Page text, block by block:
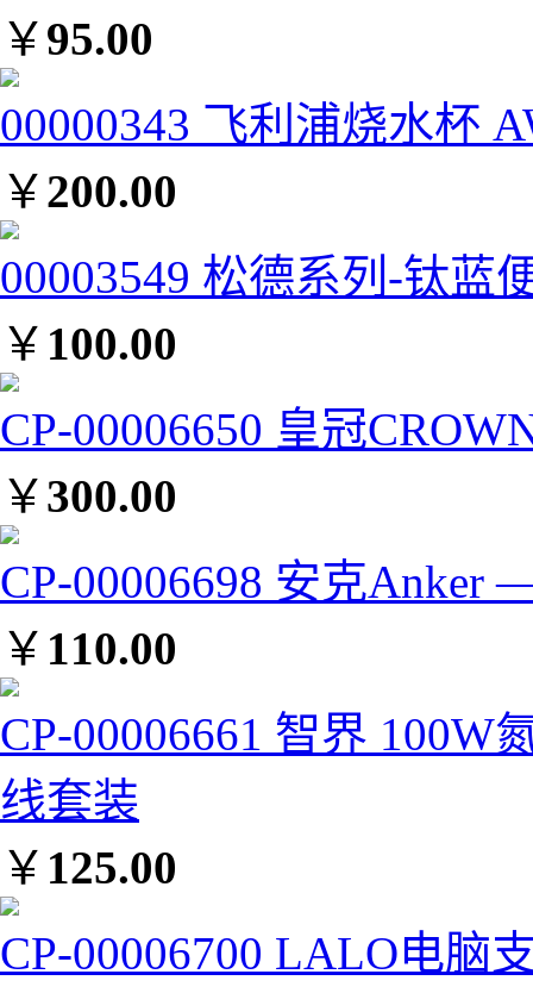
￥95.00
00000343 飞利浦烧水杯
￥200.00
00003549 松德系列-钛蓝
￥ 100.00
CP-00006650 皇冠
￥300.00
CP-00006698 安克Anker
￥ 110.00
CP-00006661 智界
线套装
￥ 125.00
CP-00006700 LALO电脑